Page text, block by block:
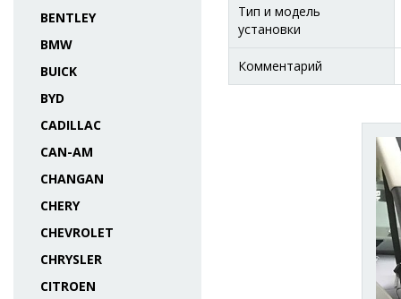
BENTLEY
BMW
BUICK
BYD
CADILLAC
CAN-AM
CHANGAN
CHERY
CHEVROLET
CHRYSLER
CITROEN
Тип и модель
установки
Комментарий